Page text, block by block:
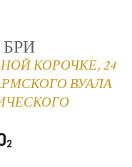
КОРОЧКЕ, 24
ВУАЛА